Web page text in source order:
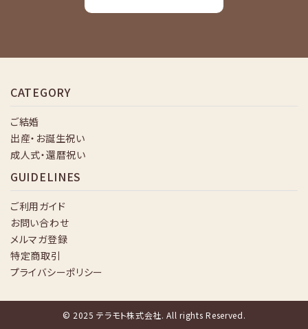
CATEGORY
ご結婚
出産・お誕生祝い
成人式・還暦祝い
GUIDELINES
ご利用ガイド
お問い合わせ
メルマガ登録
特定商取引
プライバシーポリシー
© 2025 テラモト株式会社. All rights Reserved.